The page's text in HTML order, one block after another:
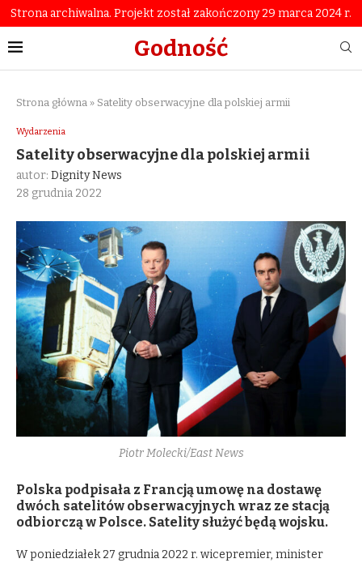
Strona archiwalna. Projekt został zakończony 29 marca 2024 r.
Godność
Strona główna » Satelity obserwacyjne dla polskiej armii
Wydarzenia
Satelity obserwacyjne dla polskiej armii
autor: Dignity News
28 grudnia 2022
Piotr Molecki/East News
Polska podpisała z Francją umowę na dostawę
dwóch satelitów obserwacyjnych wraz ze stacją
odbiorczą w Polsce. Satelity służyć będą wojsku.
W poniedziałek 27 grudnia 2022 r. wicepremier, minister